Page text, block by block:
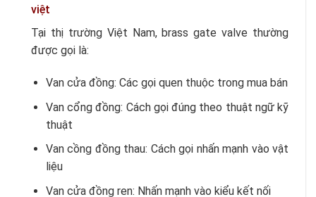
việt
Tại thị trường Việt Nam, brass gate valve thường
được gọi là:
Van cửa đồng: Các gọi quen thuộc trong mua bán
Van cổng đồng: Cách gọi đúng theo thuật ngữ kỹ
thuật
Van cồng đồng thau: Cách gọi nhấn mạnh vào vật
liệu
Van cửa đồng ren: Nhấn mạnh vào kiểu kết nối